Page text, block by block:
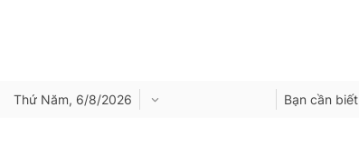
Thứ Năm, 6/8/2026 Bạn cần biết